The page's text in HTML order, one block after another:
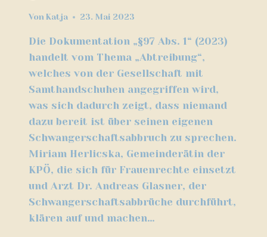
Von Katja 23. Mai 2023
Die Dokumentation „§97 Abs. 1“ (2023)
handelt vom Thema „Abtreibung“,
welches von der Gesellschaft mit
Samthandschuhen angegriffen wird,
was sich dadurch zeigt, dass niemand
dazu bereit ist über seinen eigenen
Schwangerschaftsabbruch zu sprechen.
Miriam Herlicska, Gemeinderätin der
KPÖ, die sich für Frauenrechte einsetzt
und Arzt Dr. Andreas Glasner, der
Schwangerschaftsabbrüche durchführt,
klären auf und machen…